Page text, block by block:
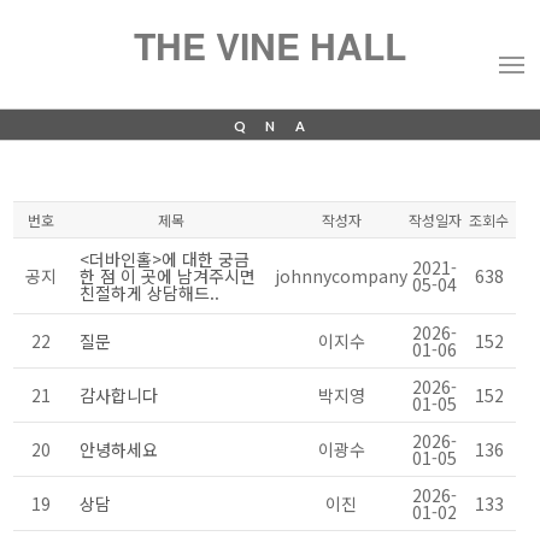
THE VINE HALL
QNA
번호 제목 작성자 작성일자 조회수
공지
<더바인홀>에 대한 궁금
한 점 이 곳에 남겨주시면
친절하게 상담해드..
johnnycompany 2021-
05-04 638
22 질문 이지수 2026-
01-06 152
21 감사합니다 박지영 2026-
01-05 152
20 안녕하세요 이광수 2026-
01-05 136
19 상담 이진 2026-
01-02 133